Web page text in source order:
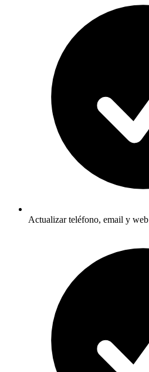
Actualizar teléfono, email y web